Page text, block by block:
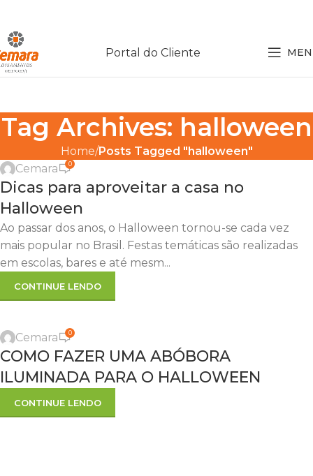
Portal do Cliente
Tag Archives: halloween
Home Posts Tagged "halloween"
31
OUT
DECORAÇÃO ,
Cemara 0
Dicas para aproveitar a casa no
Halloween
Ao passar dos anos, o Halloween tornou-se cada vez
mais popular no Brasil. Festas temáticas são realizadas
em escolas, bares e até mesm...
CONTINUE LENDO
Cemara 0
COMO FAZER UMA ABÓBORA
ILUMINADA PARA O HALLOWEEN
CONTINUE LENDO